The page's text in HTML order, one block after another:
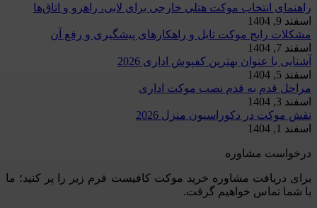
راهنمای انتخاب موکت هتلی خارجی برای لابی، راهرو و اتاق‌ها
اسفند 9, 1404
مشکلات رایج موکت تایل و راهکارهای پیشگیری و رفع آن
اسفند 7, 1404
آشنایی با عنوان بهترین کفپوش اداری 2026
اسفند 5, 1404
مراحل قدم به قدم نصب موکت اداری
اسفند 3, 1404
نقش موکت در دکوراسیون منزل 2026
اسفند 1, 1404
درخواست مشاوره
برای دریافت مشاوره خرید موکت کافیست فرم زیر را پر کنید؛ ما
با شما تماس خواهیم گرفت.